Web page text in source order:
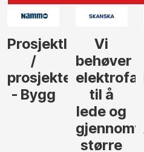
Anlegg
søker
Driftsleder
Elektro
Automasjon
Senior
Kalkulatør
- Asker